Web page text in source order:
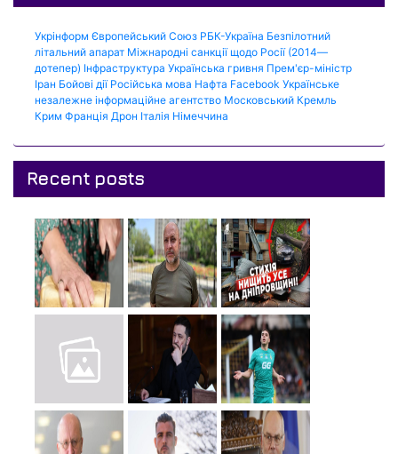
Укрінформ Європейський Союз РБК-Україна Безпілотний
літальний апарат Міжнародні санкції щодо Росії (2014—
дотепер) Інфраструктура Українська гривня Прем'єр-міністр
Іран Бойові дії Російська мова Нафта Facebook Українське
незалежне інформаційне агентство Московський Кремль
Крим Франція Дрон Італія Німеччина
Recent posts